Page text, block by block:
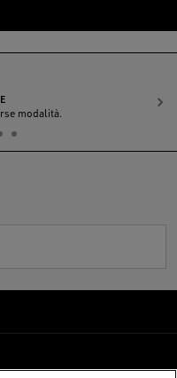
modalità.